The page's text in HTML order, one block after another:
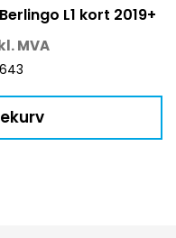
L1 kort 2019+
MVA